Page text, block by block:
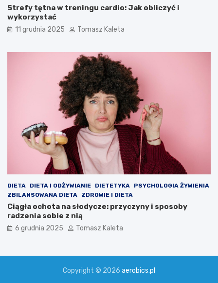
Strefy tętna w treningu cardio: Jak obliczyć i
wykorzystać
11 grudnia 2025 Tomasz Kaleta
DIETA DIETA I ODŻYWIANIE DIETETYKA
PSYCHOLOGIA ŻYWIENIA
ZBILANSOWANA DIETA
ZDROWIE I DIETA
Ciągła ochota na słodycze: przyczyny i sposoby
radzenia sobie z nią
6 grudnia 2025 Tomasz Kaleta
Copyright © 2026 aerobics.pl